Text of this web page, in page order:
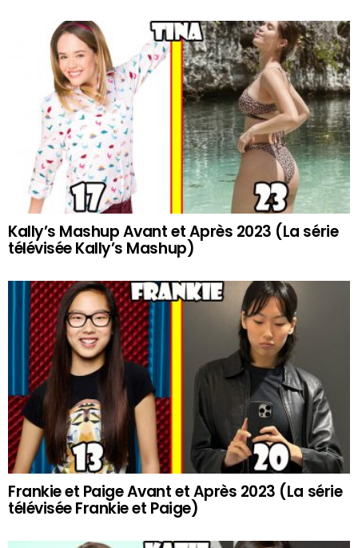
Kally’s Mashup Avant et Après 2023 (La série
télévisée Kally’s Mashup)
Frankie et Paige Avant et Après 2023 (La série
télévisée Frankie et Paige)